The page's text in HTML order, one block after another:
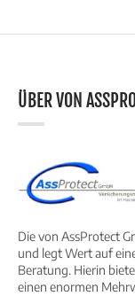
ÜBER VON
Die von AssProtect
und legt Wert auf
Beratung. Hierin
einen enormen